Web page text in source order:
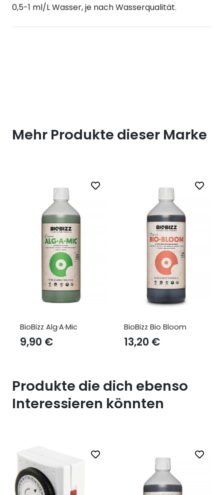
0,5-1 ml/L Wasser, je nach Wasserqualität.
Mehr Produkte dieser Marke
BioBizz Bio Bloom
BioBizz Trypack
Produkte die dich ebenso
Interessieren könnten